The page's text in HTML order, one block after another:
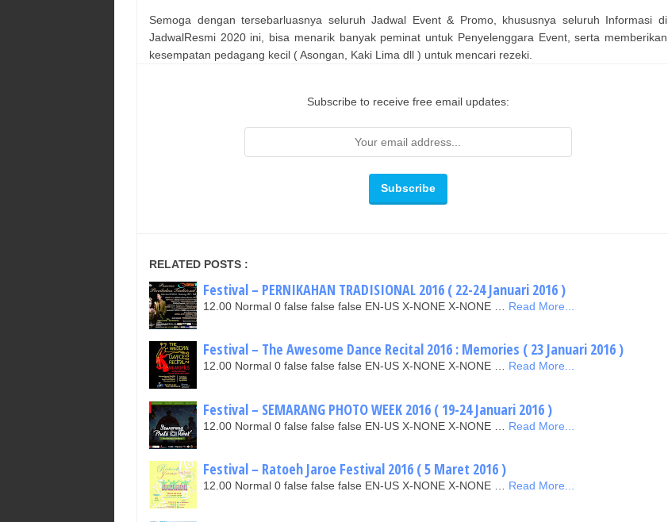
Semoga dengan tersebarluasnya seluruh Jadwal Event & Promo, khususnya seluruh Informasi di
JadwalResmi 2020 ini, bisa menarik banyak peminat untuk Penyelenggara Event, serta memberikan
kesempatan pedagang kecil ( Asongan, Kaki Lima dll ) untuk mencari rezeki.
Subscribe to receive free email updates:
RELATED POSTS :
Festival – PERNIKAHAN TRADISIONAL 2016 ( 22-24 Januari 2016 )
12.00 Normal 0 false false false EN-US X-NONE X-NONE … Read More...
Festival – The Awesome Dance Recital 2016 : Memories ( 23 Januari 2016 )
12.00 Normal 0 false false false EN-US X-NONE X-NONE … Read More...
Festival – SEMARANG PHOTO WEEK 2016 ( 19-24 Januari 2016 )
12.00 Normal 0 false false false EN-US X-NONE X-NONE … Read More...
Festival – Ratoeh Jaroe Festival 2016 ( 5 Maret 2016 )
12.00 Normal 0 false false false EN-US X-NONE X-NONE … Read More...